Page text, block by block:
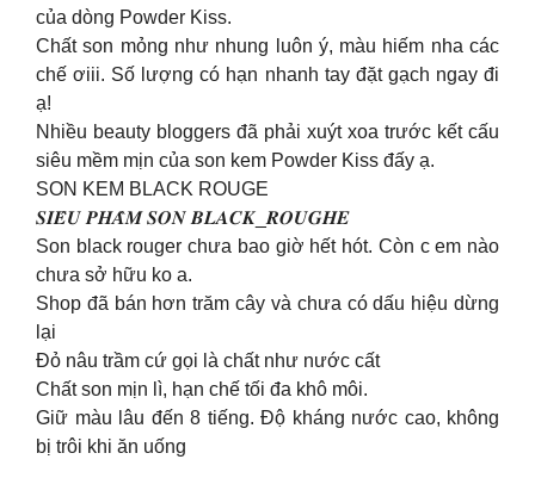
của dòng Powder Kiss.
Chất son mỏng như nhung luôn ý, màu hiếm nha các
chế ơiii. Số lượng có hạn nhanh tay đặt gạch ngay đi
ạ!
Nhiều beauty bloggers đã phải xuýt xoa trước kết cấu
siêu mềm mịn của son kem Powder Kiss đấy ạ.
SON KEM BLACK ROUGE
𝑺𝑰𝑬̂𝑼 𝑷𝑯𝑨̂̉𝑴 𝑺𝑶𝑵 𝑩𝑳𝑨𝑪𝑲_𝑹𝑶𝑼𝑮𝑯𝑬
Son black rouger chưa bao giờ hết hót. Còn c em nào
chưa sở hữu ko a.
Shop đã bán hơn trăm cây và chưa có dấu hiệu dừng
lại
Đỏ nâu trầm cứ gọi là chất như nước cất
Chất son mịn lì, hạn chế tối đa khô môi.
Giữ màu lâu đến 8 tiếng. Độ kháng nước cao, không
bị trôi khi ăn uống